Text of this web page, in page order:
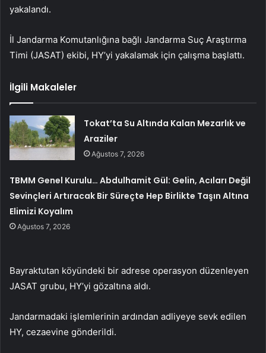
yakalandı.
İl Jandarma Komutanlığına bağlı Jandarma Suç Araştırma
Timi (JASAT) ekibi, HY’yi yakalamak için çalışma başlattı.
İlgili Makaleler
Tokat’ta Su Altında Kalan Mezarlık ve
Araziler
Ağustos 7, 2026
TBMM Genel Kurulu… Abdulhamit Gül: Gelin, Acıları Değil
Sevinçleri Artıracak Bir Süreçte Hep Birlikte Taşın Altına
Elimizi Koyalım
Ağustos 7, 2026
Bayraktutan köyündeki bir adrese operasyon düzenleyen
JASAT grubu, HY’yi gözaltına aldı.
Jandarmadaki işlemlerinin ardından adliyeye sevk edilen
HY, cezaevine gönderildi.